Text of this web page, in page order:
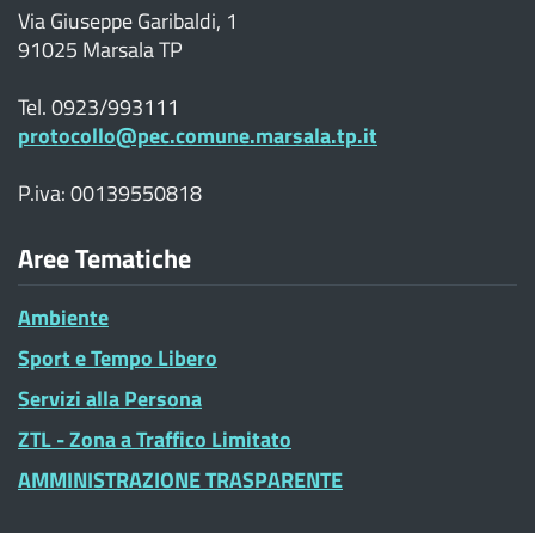
Via Giuseppe Garibaldi, 1
91025 Marsala TP
Tel. 0923/993111
protocollo@pec.comune.marsala.tp.it
P.iva: 00139550818
Aree Tematiche
Ambiente
Sport e Tempo Libero
Servizi alla Persona
ZTL - Zona a Traffico Limitato
AMMINISTRAZIONE TRASPARENTE